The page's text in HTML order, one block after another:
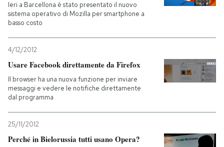
Ieri a Barcellona è stato presentato il nuovo
sistema operativo di Mozilla per smartphone a
basso costo
4/12/2012
Usare Facebook direttamente da Firefox
Il browser ha una nuova funzione per inviare
messaggi e vedere le notifiche direttamente
dal programma
25/11/2012
Perché in Bielorussia tutti usano Opera?